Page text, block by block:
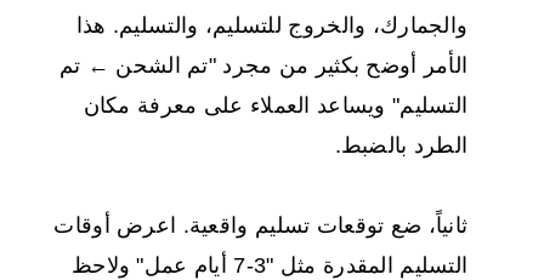
والجمارك، والخروج للتسليم، والتسليم. هذا
الأمر أوضح بكثير من مجرد "تم الشحن ← تم
التسليم" ويساعد العملاء على معرفة مكان
الطرد بالضبط.
ثانياً، ضع توقعات تسليم واقعية. اعرض أوقات
التسليم المقدرة مثل "3-7 أيام عمل" ولاحظ